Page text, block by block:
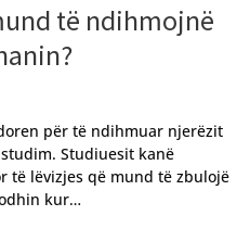
të ndihmojnë
për të ndihmuar njerëzit
Studiuesit kanë
të lëvizjes që mund të zbulojë
kur…